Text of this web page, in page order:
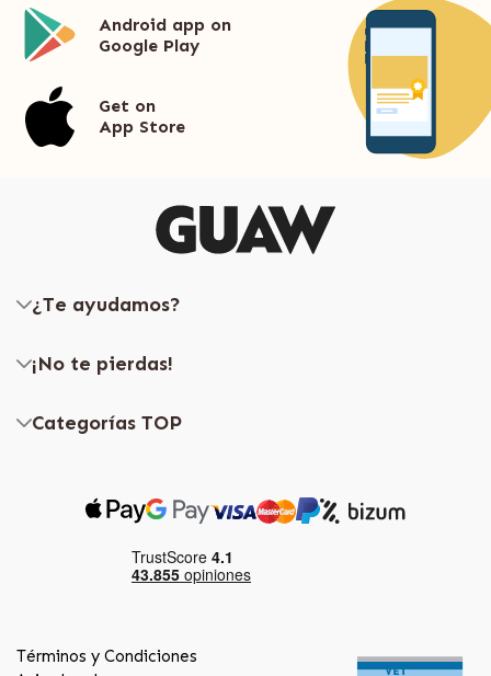
Android app on
Google Play
Get on
App Store
¿Te ayudamos?
¡No te pierdas!
Categorías TOP
Términos y Condiciones